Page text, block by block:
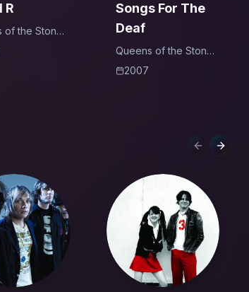
R
of the Stone
Songs For The
Deaf
Queens of the Stone
Age2007
Previous
Next